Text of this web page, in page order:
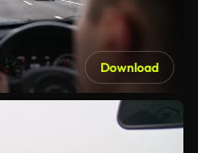
Download